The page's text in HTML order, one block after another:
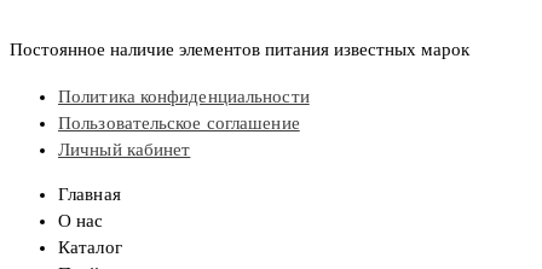
Постоянное наличие элементов питания известных марок
Политика конфиденциальности
Пользовательское соглашение
Личный кабинет
Главная
О нас
Каталог